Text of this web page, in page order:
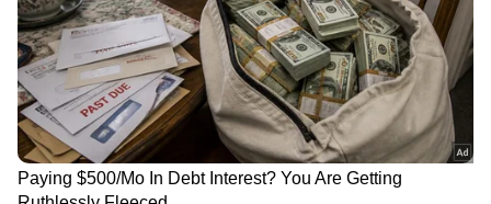
മുഖ്യമന്ത്രി പറഞ്ഞത് വിഷമിപ്പിച്ചു;
രമേശ് ചെന്നിത്തലയ്ക്ക് മുന്നിൽ
വികാരഭരിതരായി ജോണിന്റെ
കുടുംബം